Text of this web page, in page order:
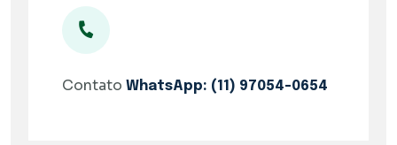
Contato WhatsApp: (11) 97054-0654